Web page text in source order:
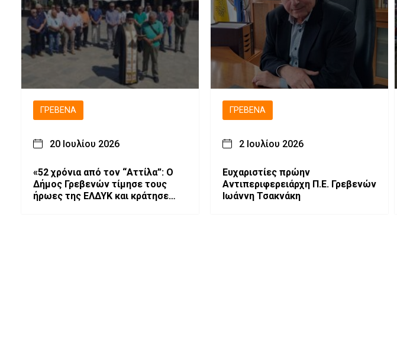
ΓΡΕΒΕΝΆ
20 Ιουλίου 2026
«52 χρόνια από τον “Αττίλα”: Ο
Δήμος Γρεβενών τίμησε τους
ήρωες της ΕΛΔΥΚ και κράτησε
ΓΡΕΒΕΝΆ
2 Ιουλίου 2026
Ευχαριστίες πρώην
Αντιπεριφερειάρχη Π.Ε. Γρεβενών
Ιωάννη Τσακνάκη